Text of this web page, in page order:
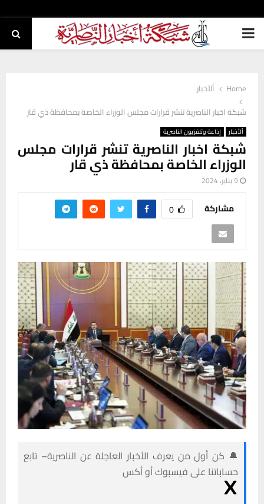
PRIMARY
Home
ألأخبار
شبكة اخبار الناصرية تنشر قرارات مجلس الوزراء الخاصة بمحافظة ذي قار
ألأخبار إذاعة وتلفزيون الناصرية
شبكة اخبار الناصرية تنشر قرارات مجلس
الوزراء الخاصة بمحافظة ذي قار
9 يناير، 2024
مشاركة 0
🔔 كن أول من يعرف الأخبار العاجلة عن الناصرية– تابع
حساباتنا على فيسبوك أو أكس